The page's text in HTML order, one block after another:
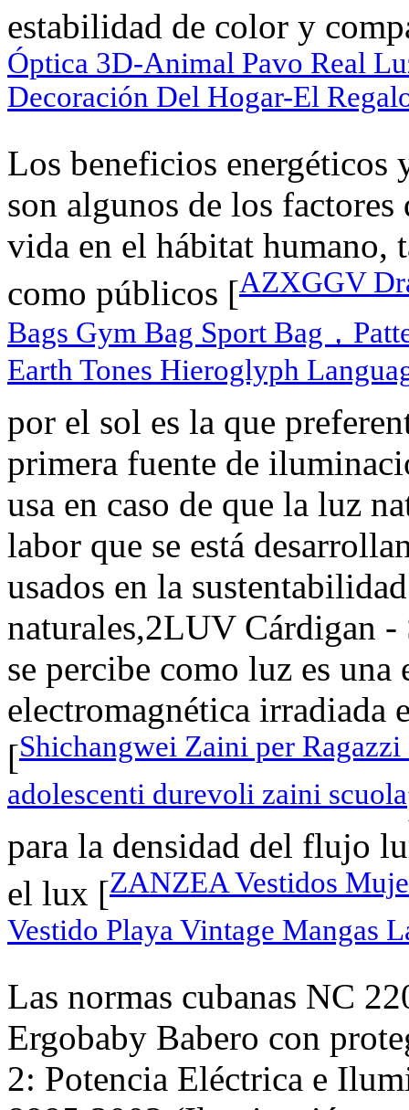
estabilidad de color y
Óptica 3D-Animal Pavo Real
Decoración Del Hogar-El
Los beneficios
son algunos de los
vida en el hábitat humano,
como públicos [AZXGGV
Bags Gym Bag Sport Bag，
Earth Tones Hieroglyph
por el sol es la que
primera fuente de
usa en caso de que la luz
labor que se está
usados en la
naturales,2LUV Cárdigan -
se percibe como luz es una
electromagnética irradiada
[Shichangwei Zaini per
adolescenti durevoli zaini scuola
para la densidad del flujo
el lux [ZANZEA Vestidos
Vestido Playa Vintage Mangas
Las normas cubanas NC
Ergobaby Babero con
2: Potencia Eléctrica e